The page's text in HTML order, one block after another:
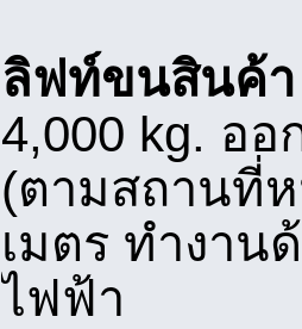
ลิฟท์ขนสินค้
4,000 kg. อ
(ตามสถานที่ห
เมตร ทำงาน
ไฟฟ้า